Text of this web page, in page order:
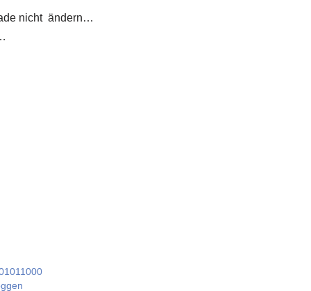
nicht ändern…